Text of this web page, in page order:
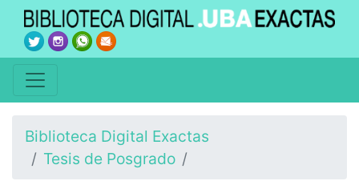
Biblioteca Digital Exactas
Tesis de Posgrado